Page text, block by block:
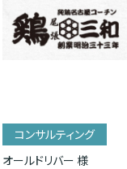
コンサルティング
オールドリバー 様